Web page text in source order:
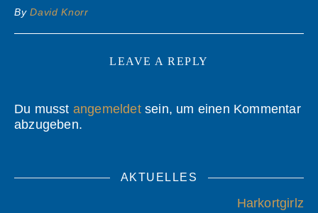
ByDavid Knorr
LEAVE A REPLY
Du musst angemeldetsein, um einen Kommentar
abzugeben.
AKTUELLES
Harkortgirlz